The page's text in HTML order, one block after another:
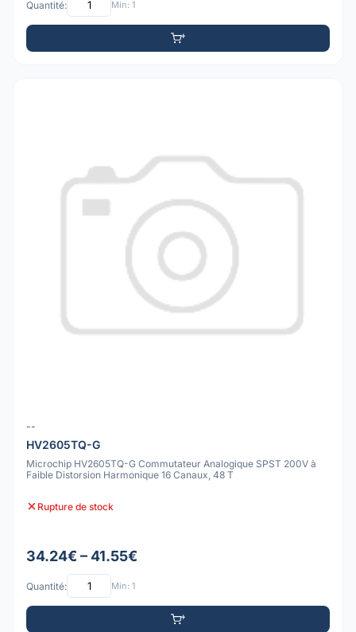
Quantité: Min: 1
--
HV2605TQ-G
Microchip HV2605TQ-G Commutateur Analogique SPST 200V à
Faible Distorsion Harmonique 16 Canaux, 48 T
Rupture de stock
34.24€ – 41.55€
Quantité: Min: 1